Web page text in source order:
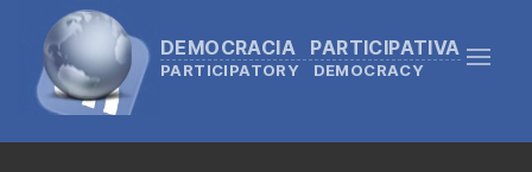
DEMOCRACIA PARTICIPATIVA
PARTICIPATORY DEMOCRACY